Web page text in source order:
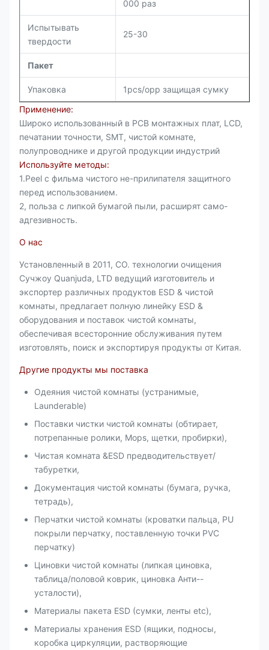
000 раз
Испытывать
твердости
25-30
Пакет
Упаковка
1pcs/opp защищая сумку
Применение:
Широко использованный в PCB монтажных плат, LCD,
печатании точности, SMT, чистой комнате,
полупроводнике и другой продукции индустрий
Используйте методы:
1.Peel с фильма чистого не-прилипателя защитного
перед использованием.
2, польза с липкой бумагой пыли, расширят само-
адгезивность.
О нас
Установленный в 2011, CO. технологии очищения
Сучжоу Quanjuda, LTD ведущий изготовитель и
экспортер различных продуктов ESD & чистой
комнаты, предлагает полную линейку ESD &
оборудования и поставок чистой комнаты,
обеспечивая всесторонние обслуживания путем
изготовлять, поиск и экспортируя продукты от Китая.
Другие продукты мы поставка
Одеяния чистой комнаты (устранимые,
Launderable)
Поставки чистки чистой комнаты (обтирает,
потрепанные ролики, Mops, щетки, пробирки),
Чистая комната &ESD предводительствует/
табуретки,
Документация чистой комнаты (бумага, ручка,
тетрадь),
Перчатки чистой комнаты (кроватки пальца, PU
покрыли перчатку, поставленную точки PVC
перчатку)
Циновки чистой комнаты (липкая циновка,
таблица/половой коврик, циновка Анти--
усталости),
Материалы пакета ESD (сумки, ленты etc),
Материалы хранения ESD (ящики, подносы,
коробка циркуляции, растворяющие